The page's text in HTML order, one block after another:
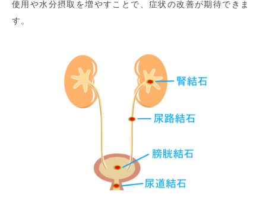
使用や水分摂取を増やすことで、症状の改善が期待できま
す。